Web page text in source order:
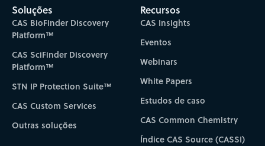
Soluções
CAS BioFinder Discovery
Platform™
CAS SciFinder Discovery
Platform™
STN IP Protection Suite™
CAS Custom Services
Outras soluções
Recursos
CAS Insights
Eventos
Webinars
White Papers
Estudos de caso
CAS Common Chemistry
Índice CAS Source (CASSI)